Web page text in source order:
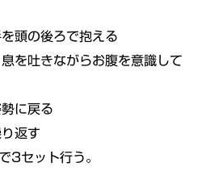
頭の後ろで抱える
を吐きながらお腹を意識して
に戻る
返す
3セット行う。